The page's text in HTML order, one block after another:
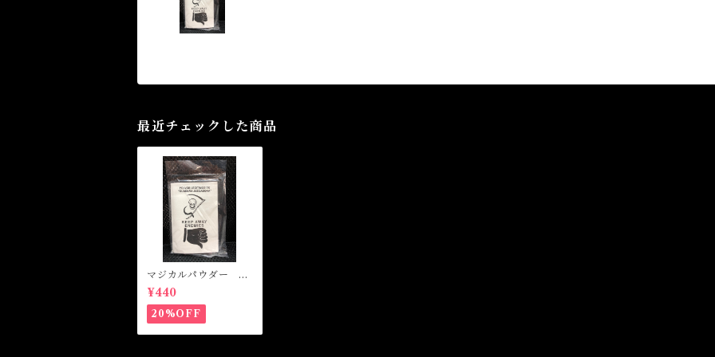
最近チェックした商品
マジカルパウダー 敵
よ去れ Magical Po
wder KEEP AWAY E
NEMIES
¥440
20%OFF